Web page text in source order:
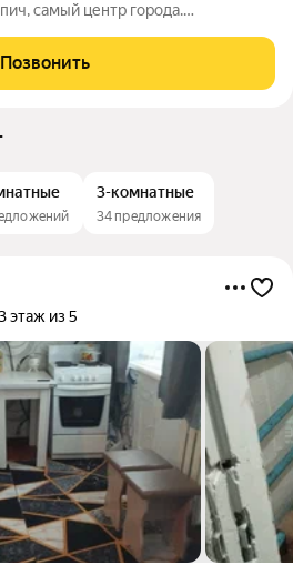
самый центр города.
имеется лифт. -Звоните.
Позвонить
3-комнатные
34 предложения
этаж из 5